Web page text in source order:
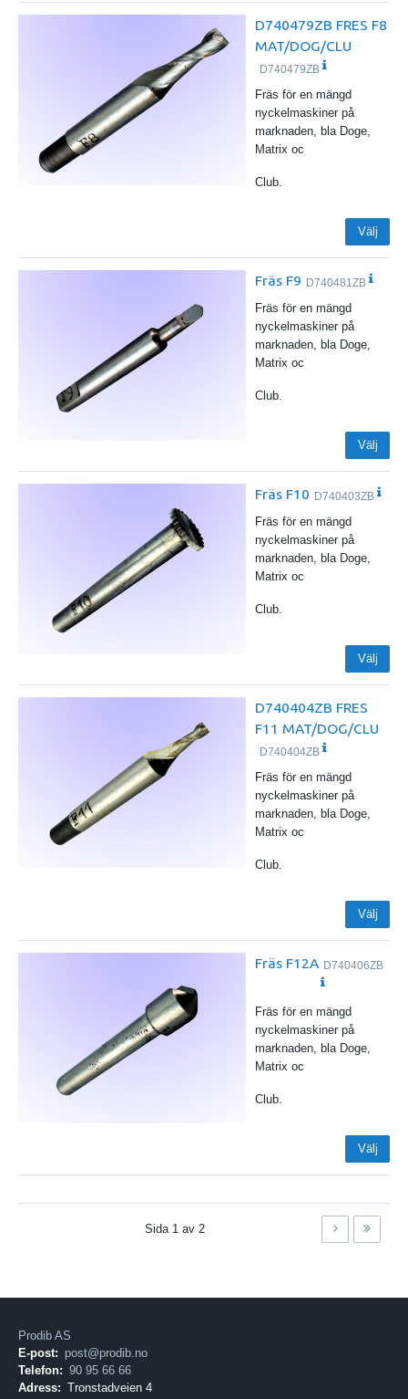
D740479ZB FRES F8
MAT/DOG/CLU
D740479ZB
Fräs för en mängd
nyckelmaskiner på
marknaden, bla Doge,
Matrix oc
Club.
Välj
Fräs F9 D740481ZB
Fräs för en mängd
nyckelmaskiner på
marknaden, bla Doge,
Matrix oc
Club.
Välj
Fräs F10 D740403ZB
Fräs för en mängd
nyckelmaskiner på
marknaden, bla Doge,
Matrix oc
Club.
Välj
D740404ZB FRES
F11 MAT/DOG/CLU
D740404ZB
Fräs för en mängd
nyckelmaskiner på
marknaden, bla Doge,
Matrix oc
Club.
Välj
Fräs F12A D740406ZB
Fräs för en mängd
nyckelmaskiner på
marknaden, bla Doge,
Matrix oc
Club.
Välj
Sida 1 av 2
Prodib AS
E-post: post@prodib.no
Telefon: 90 95 66 66
Adress: Tronstadveien 4